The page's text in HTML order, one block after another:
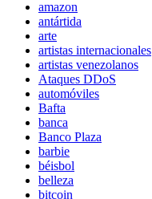
amazon
antártida
arte
artistas internacionales
artistas venezolanos
Ataques DDoS
automóviles
Bafta
banca
Banco Plaza
barbie
béisbol
belleza
bitcoin